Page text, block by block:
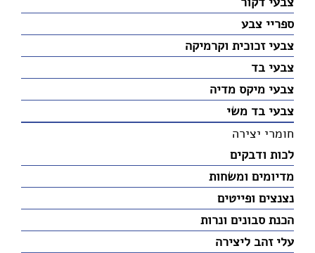
ספריי צבע
צבעי זכוכית וקרמיקה
צבעי בד
צבעי מיקס מדיה
צבעי בד משי
חומרי יצירה
לכות ודבקים
מדיומים ומשחות
נצנצים ופייטים
הכנת סבונים ונרות
עלי זהב ליצירה